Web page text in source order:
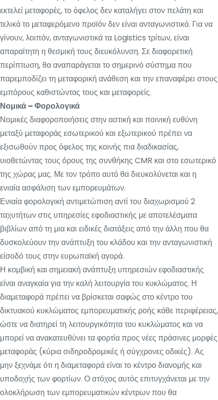
εκτελεί μεταφορές, το όφελος δεν καταλήγει στον πελάτη και
τελικά το μεταφερόμενο προϊόν δεν είναι ανταγωνιστικό. Για να
γίνουν, λοιπόν, ανταγωνιστικά τα Logistics τρίτων, είναι
απαραίτητη η θεσμική τους διευκόλυνση. Σε διαφορετική
περίπτωση, θα αναπαράγεται το σημερινό σύστημα που
παρεμποδίζει τη μεταφορική ανάθεση και την επαναφέρει στους
εμπόρους καθιστώντας τους και μεταφορείς.
Νομικά – Φορολογικά
Νομικές διαφοροποιήσεις στην αστική και ποινική ευθύνη
μεταξύ μεταφοράς εσωτερικού και εξωτερικού πρέπει να
εξισωθούν προς όφελος της κοινής πια διαδικασίας,
υιοθετώντας τους όρους της συνθήκης CMR και στο εσωτερικό
της χώρας μας. Με τον τρόπο αυτό θα διευκολύνεται και η
ενιαία ασφάλιση των εμπορευμάτων.
Ενιαία φορολογική αντιμετώπιση αντί του διαχωρισμού 2
ταχυτήτων στις υπηρεσίες εφοδιαστικής με αποτελέσματα
βιβλίων από τη μια και ειδικές διατάξεις από την άλλη που θα
δυσκολεύουν την ανάπτυξη του κλάδου και την ανταγωνιστική
είσοδό τους στην ευρωπαϊκή αγορά.
Η κομβική και σημειακή ανάπτυξη υπηρεσιών εφοδιαστικής
είναι αναγκαία για την καλή λειτουργία του κυκλώματος. Η
διαμεταφορά πρέπει να βρίσκεται σαφώς στο κέντρο του
δικτυακού κυκλώματος εμπορευματικής ροής κάθε περιφέρειας,
ώστε να διατηρεί τη λειτουργικότητα του κυκλώματος και να
μπορεί να ανακατευθύνει τα φορτία προς νέες πράσινες μορφές
μεταφοράς (κύρια σιδηροδρομικές ή σύγχρονες οδικές). Ας
μην ξεχνάμε ότι η διαμεταφορά είναι το κέντρο διανομής και
υποδοχής των φορτίων. Ο στόχος αυτός επιτυγχάνεται με την
ολοκλήρωση των εμπορευματικών κέντρων που θα